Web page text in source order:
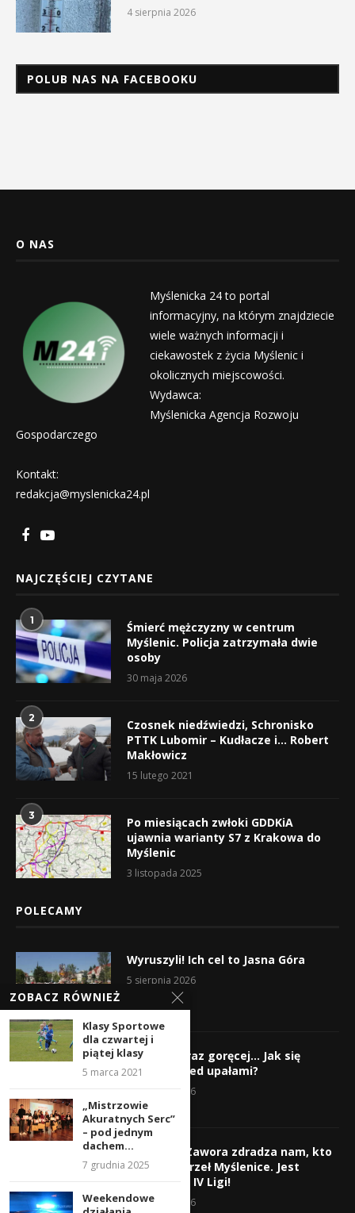
4 sierpnia 2026
POLUB NAS NA FACEBOOKU
O NAS
Myślenicka 24 to portal
informacyjny, na którym znajdziecie
wiele ważnych informacji i
ciekawostek z życia Myślenic i
okolicznych miejscowości.
Wydawca:
Myślenicka Agencja Rozwoju
Gospodarczego
Kontakt:
redakcja@myslenicka24.pl
NAJCZĘŚCIEJ CZYTANE
1
Śmierć mężczyzny w centrum
Myślenic. Policja zatrzymała dwie
osoby
30 maja 2026
2
Czosnek niedźwiedzi, Schronisko
PTTK Lubomir – Kudłacze i… Robert
Makłowicz
15 lutego 2021
3
Po miesiącach zwłoki GDDKiA
ujawnia warianty S7 z Krakowa do
Myślenic
3 listopada 2025
POLECAMY
Wyruszyli! Ich cel to Jasna Góra
5 sierpnia 2026
Gorąco, coraz goręcej… Jak się
chronić przed upałami?
4 sierpnia 2026
Krzysztof Zawora zdradza nam, kto
wzmocni Orzeł Myślenice. Jest
nazwisko z IV Ligi!
3 sierpnia 2026
ZOBACZ RÓWNIEŻ
Klasy Sportowe
dla czwartej i
piątej klasy
5 marca 2021
„Mistrzowie
Akuratnych Serc”
– pod jednym
dachem...
7 grudnia 2025
Weekendowe